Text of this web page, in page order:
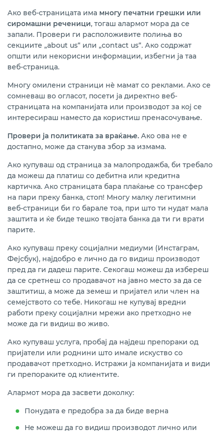
Ако веб-страницата има многу печатни грешки или
сиромашни реченици, тогаш алармот мора да се
запали. Провери ги расположивите полиња во
секциите „about us“ или „contact us“. Ако содржат
општи или некорисни информации, избегни ја таа
веб-страница.
Многу омилени страници нè мамат со реклами. Ако се
сомневаш во огласот, посети ја директно веб-
страницата на компанијата или производот за кој се
интересираш наместо да користиш пренасочување.
Провери ја политиката за враќање. Ако ова не е
достапно, може да станува збор за измама.
Ако купуваш од страница за малопродажба, би требало
да можеш да платиш со дебитна или кредитна
картичка. Ако страницата бара плаќање со трансфер
на пари преку банка, стоп! Многу малку легитимни
веб-страници би го барале тоа, при што ти нудат мала
заштита и ќе биде тешко твојата банка да ти ги врати
парите.
Ако купуваш преку социјални медиуми (Инстаграм,
Фејсбук), најдобро е лично да го видиш производот
пред да ги дадеш парите. Секогаш можеш да избереш
да се сретнеш со продавачот на јавно место за да се
заштитиш, а може да земеш и пријател или член на
семејството со тебе. Никогаш не купувај вредни
работи преку социјални мрежи ако претходно не
може да ги видиш во живо.
Ако купуваш услуга, пробај да најдеш препораки од
пријатели или роднини што имале искуство со
продавачот претходно. Истражи ја компанијата и види
ги препораките од клиентите.
Алармот мора да засвети доколку:
Понудата е предобра за да биде верна
Не можеш да го видиш производот лично или